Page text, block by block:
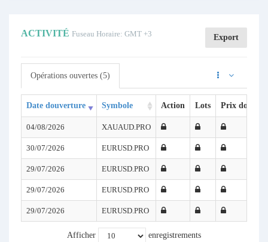
ACTIVITÉ Fuseau Horaire: GMT +3 Export
Opérations ouvertes (5)
Date douverture Symbole Action Lots Prix
04/08/2026 XAUAUD.PRO
30/07/2026 EURUSD.PRO
29/07/2026 EURUSD.PRO
29/07/2026 EURUSD.PRO
29/07/2026 EURUSD.PRO
Afficher enregistrements